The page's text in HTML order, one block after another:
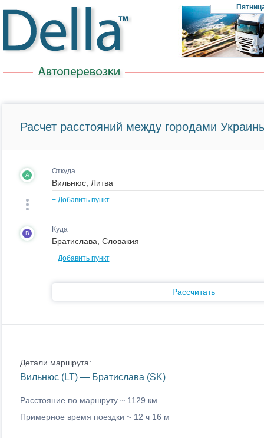
Расчет расстояний между городами
A Откуда
+ Добавить пункт
B Куда
+ Добавить пункт
Рассчитать
Детали маршрута:
Вильнюс (LT) — Братислава (SK)
Расстояние по маршруту ~ 1129 км
Примерное время поездки ~ 12 ч 16 м